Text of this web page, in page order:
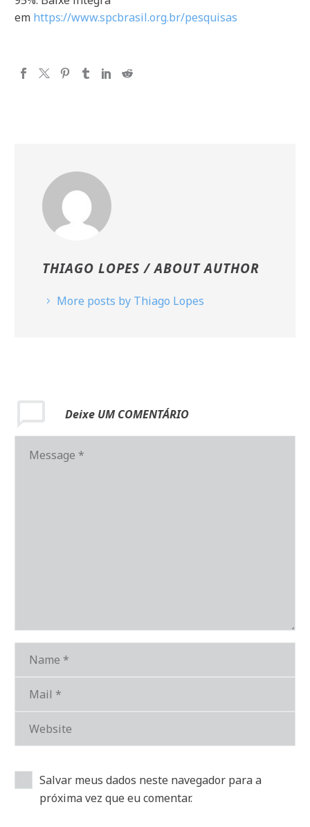
em https://www.spcbrasil.org.br/pesquisas
THIAGO LOPES/ ABOUT AUTHOR
More posts by Thiago Lopes
Deixe UM COMENTÁRIO
Salvar meus dados neste navegador para a
próxima vez que eu comentar.